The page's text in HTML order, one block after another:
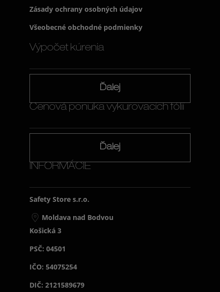
Zásady ochrany osobných údajov
Všeobecné obchodné podmienky
Výpočet kúrenia
Ďalej
Cenová ponuka vykurovacích fólií
Ďalej
INFORMÁCIE
Safety Store s.r.o.
Moldava nad Bodvou
Košická 3
PSČ: 04501
IČO: 54075254
DIČ: 2121589679